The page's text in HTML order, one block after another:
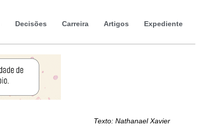
Decisões Carreira Artigos Expediente
Texto: Nathanael Xavier